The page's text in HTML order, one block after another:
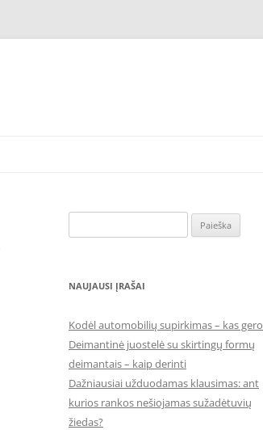
NAUJAUSI ĮRAŠAI
Kodėl automobilių supirkimas – kas gero
Deimantinė juostelė su skirtingų formų
deimantais – kaip derinti
Dažniausiai užduodamas klausimas: ant
kurios rankos nešiojamas sužadėtuvių
žiedas?